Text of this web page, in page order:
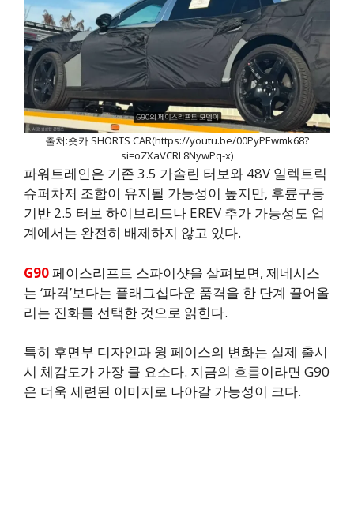
출처:숏카 SHORTS CAR(https://youtu.be/00PyPEwmk68?
si=oZXaVCRL8NywPq-x)
파워트레인은 기존 3.5 가솔린 터보와 48V 일렉트릭
슈퍼차저 조합이 유지될 가능성이 높지만, 후륜구동
기반 2.5 터보 하이브리드나 EREV 추가 가능성도 업
계에서는 완전히 배제하지 않고 있다.
G90페이스리프트 스파이샷을 살펴보면, 제네시스
는 ‘파격’보다는 플래그십다운 품격을 한 단계 끌어올
리는 진화를 선택한 것으로 읽힌다.
특히 후면부 디자인과 윙 페이스의 변화는 실제 출시
시 체감도가 가장 클 요소다. 지금의 흐름이라면 G90
은 더욱 세련된 이미지로 나아갈 가능성이 크다.